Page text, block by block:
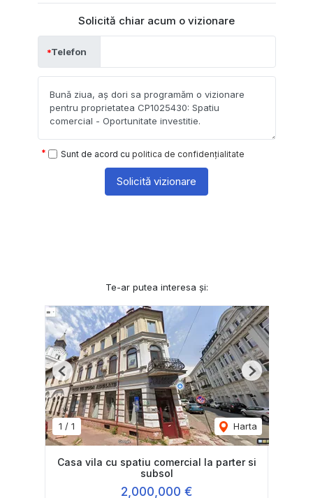
Solicită chiar acum o vizionare
Telefon
Sunt de acord cu politica de confidențialitate
Solicită vizionare
Te-ar putea interesa și:
1 / 1 Harta
Previous Next
Casa vila cu spatiu comercial la parter si
subsol
2,000,000 €